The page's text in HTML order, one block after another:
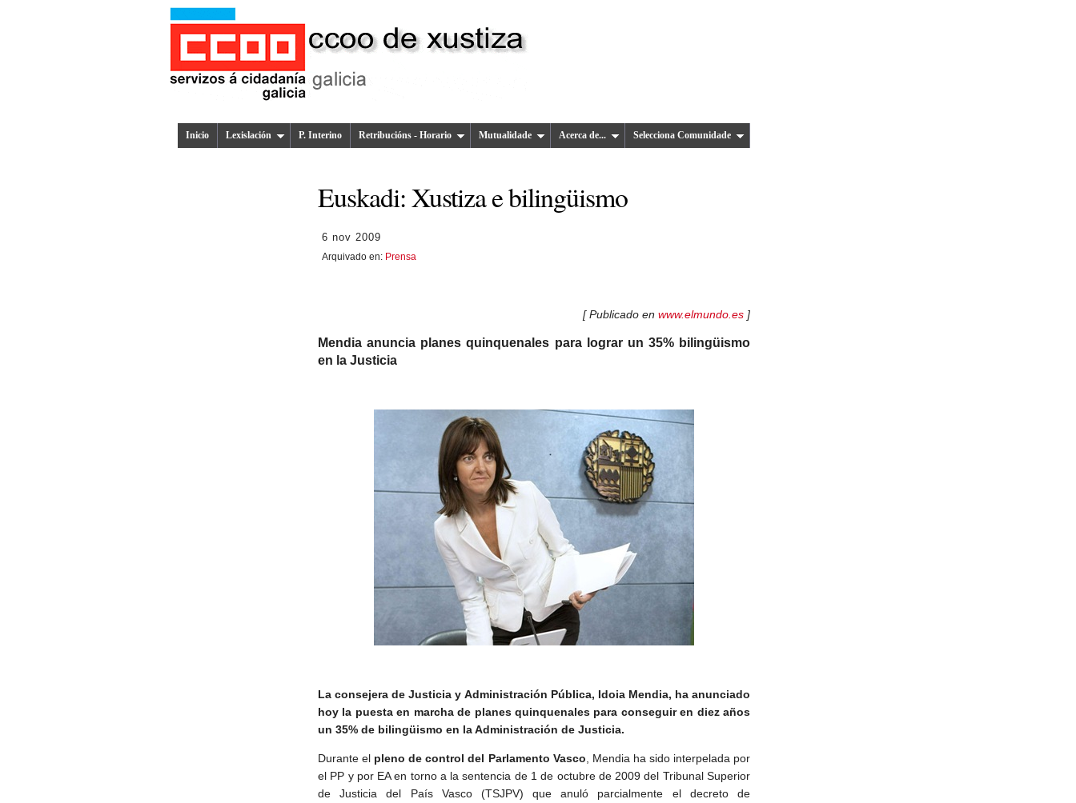
Inicio Lexislación P. Interino Retribucións - Horario Mutualidade Acerca de... Selecciona Comunidade
Euskadi: Xustiza e bilingüismo
6 nov 2009
Arquivado en: Prensa
[ Publicado en www.elmundo.es ]
Mendia anuncia planes quinquenales para lograr un 35% bilingüismo
en la Justicia
La consejera de Justicia y Administración Pública, Idoia Mendia, ha anunciado
hoy la puesta en marcha de planes quinquenales para conseguir en diez años
un 35% de bilingüismo en la Administración de Justicia.
Durante el pleno de control del Parlamento Vasco , Mendia ha sido interpelada por
el PP y por EA en torno a la sentencia de 1 de octubre de 2009 del Tribunal Superior
de Justicia del País Vasco (TSJPV) que anuló parcialmente el decreto de